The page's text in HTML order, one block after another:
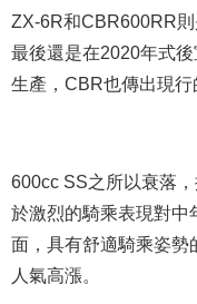
ZX-6R和CBR600RR
最後還是在2020年式
生產，CBR也傳出現行
600cc SS之所以衰落
於激烈的騎乘表現對中
面，具有舒適騎乘姿勢
人氣高漲。